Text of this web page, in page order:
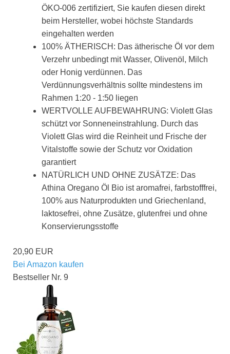
ÖKO-006 zertifiziert, Sie kaufen diesen direkt
beim Hersteller, wobei höchste Standards
eingehalten werden
100% ÄTHERISCH: Das ätherische Öl vor dem
Verzehr unbedingt mit Wasser, Olivenöl, Milch
oder Honig verdünnen. Das
Verdünnungsverhältnis sollte mindestens im
Rahmen 1:20 - 1:50 liegen
WERTVOLLE AUFBEWAHRUNG: Violett Glas
schützt vor Sonneneinstrahlung. Durch das
Violett Glas wird die Reinheit und Frische der
Vitalstoffe sowie der Schutz vor Oxidation
garantiert
NATÜRLICH UND OHNE ZUSÄTZE: Das
Athina Oregano Öl Bio ist aromafrei, farbstofffrei,
100% aus Naturprodukten und Griechenland,
laktosefrei, ohne Zusätze, glutenfrei und ohne
Konservierungsstoffe
20,90 EUR
Bei Amazon kaufen
Bestseller Nr. 9